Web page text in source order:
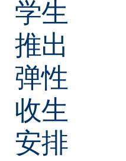
学生
推出
弹性
收生
安排